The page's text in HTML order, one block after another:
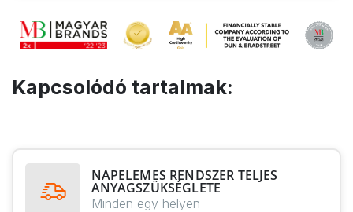
Kapcsolódó tartalmak:
NAPELEMES RENDSZER TELJES
ANYAGSZÜKSÉGLETE
Minden egy helyen